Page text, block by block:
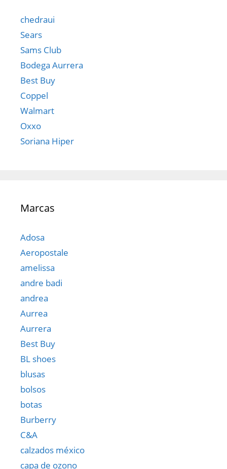
chedraui
Sears
Sams Club
Bodega Aurrera
Best Buy
Coppel
Walmart
Oxxo
Soriana Hiper
Marcas
Adosa
Aeropostale
amelissa
andre badi
andrea
Aurrea
Aurrera
Best Buy
BL shoes
blusas
bolsos
botas
Burberry
C&A
calzados méxico
capa de ozono